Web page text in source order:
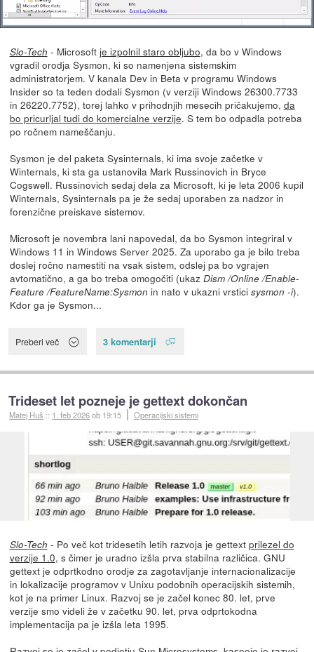
Slo-Tech - Microsoft je izpolnil staro obljubo, da bo v Windows
vgradil orodja Sysmon, ki so namenjena sistemskim
administratorjem. V kanala Dev in Beta v programu Windows
Insider so ta teden dodali Sysmon (v verziji Windows 26300.7733
in 26220.7752), torej lahko v prihodnjih mesecih pričakujemo, da
bo pricurljal tudi do komercialne verzije. S tem bo odpadla potreba
po ročnem nameščanju.
Sysmon je del paketa Sysinternals, ki ima svoje začetke v
Winternals, ki sta ga ustanovila Mark Russinovich in Bryce
Cogswell. Russinovich sedaj dela za Microsoft, ki je leta 2006 kupil
Winternals, Sysinternals pa je že sedaj uporaben za nadzor in
forenzične preiskave sistemov.
Microsoft je novembra lani napovedal, da bo Sysmon integriral v
Windows 11 in Windows Server 2025. Za uporabo ga je bilo treba
doslej ročno namestiti na vsak sistem, odslej pa bo vgrajen
avtomatično, a ga bo treba omogočiti (ukaz Dism /Online /Enable-
Feature /FeatureName:Sysmon in nato v ukazni vrstici sysmon -i).
Kdor ga je Sysmon...
Preberi več 3 komentarji
Trideset let pozneje je gettext dokončan
Matej Huš :: 1. feb 2026ob 19:15 Operacijski sistemi
Slo-Tech - Po več kot tridesetih letih razvoja je gettext prilezel do
verzije 1.0, s čimer je uradno izšla prva stabilna različica. GNU
gettext je odprtkodno orodje za zagotavljanje internacionalizacije
in lokalizacije programov v Unixu podobnih operacijskih sistemih,
kot je na primer Linux. Razvoj se je začel konec 80. let, prve
verzije smo videli že v začetku 90. let, prva odprtokodna
implementacija pa je izšla leta 1995.